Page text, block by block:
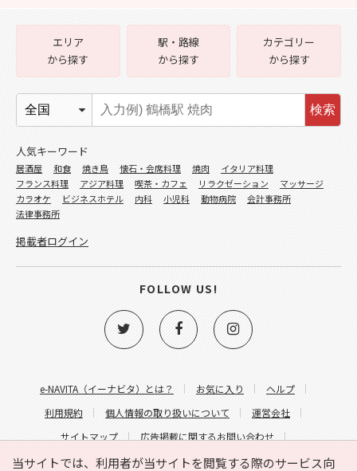
当サイトでは、利用者が当サイトを閲覧する際のサービス向
e-NAVITA（イーナビタ）とは？ お気に入り
ヘルプ
利用規約
個人情報の取り扱いについて
運営会社
サイトマップ
広告掲載に関するお問い合わせ
サイトの内容に関するお問い合わせ
エリア
から探す
駅・路線
から探す
カテゴリー
から探す
検索
人気キーワード
居酒屋 和食 焼き鳥 懐石・会席料理 焼肉
イタリア料理
フランス料理
アジア料理 喫茶・カフェ リラクゼーション
マッサージ
カラオケ
ビジネスホテル 内科 小児科 動物病院
会計事務所
法律事務所
掲載者ログイン
FOLLOW US!